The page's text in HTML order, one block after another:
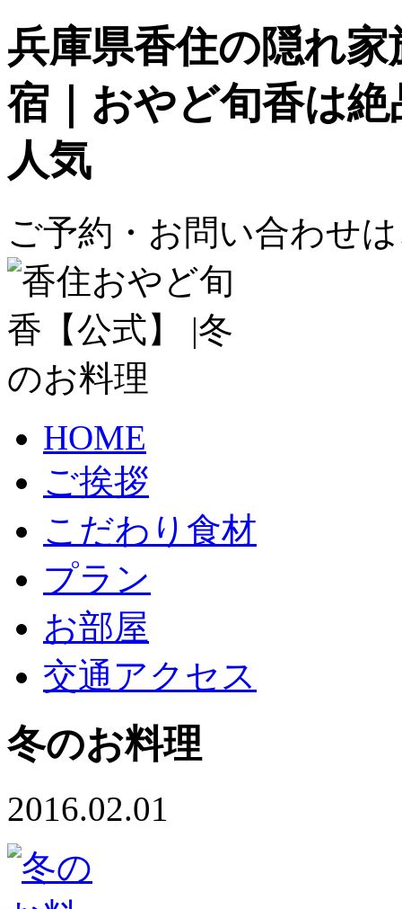
兵庫県香住の隠れ
宿｜おやど旬香は
人気
ご予約・お問い合わせ
HOME
ご挨拶
こだわり食材
プラン
お部屋
交通アクセス
冬のお料理
2016.02.01